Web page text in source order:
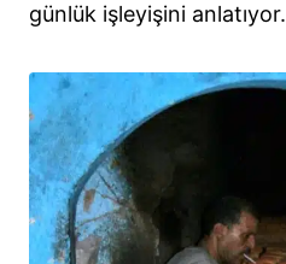
günlük işleyişini anlatıyor.